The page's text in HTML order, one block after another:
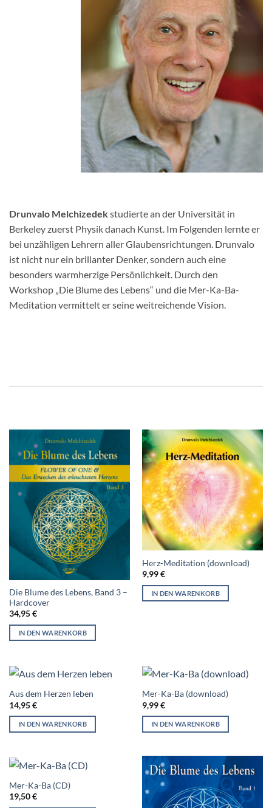
Drunvalo Melchizedekstudierte an der Universität in
Berkeley zuerst Physik danach Kunst. Im Folgenden lernte er
bei unzähligen Lehrern aller Glaubensrichtungen. Drunvalo
ist nicht nur ein brillanter Denker, sondern auch eine
besonders warmherzige Persönlichkeit. Durch den
Workshop „Die Blume des Lebens“ und die Mer-Ka-Ba-
Meditation vermittelt er seine weitreichende Vision.
Die Blume des Lebens, Band 3 –
Hardcover
34,95€
IN DEN WARENKORB
Herz-Meditation (download)
9,99€
IN DEN WARENKORB
Aus dem Herzen leben
14,95€
IN DEN WARENKORB
Mer-Ka-Ba (download)
9,99€
IN DEN WARENKORB
Mer-Ka-Ba (CD)
19,50€